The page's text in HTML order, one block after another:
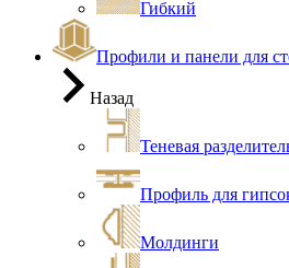
Гибкий
Профили и панели для
Назад
Теневая
Профиль для
Молдинги